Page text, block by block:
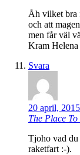
Åh vilket bra
och att
men får väl
Kram Helena
Svara
20 april, 2015
The Place To
Tjoho vad
raketfart :-).